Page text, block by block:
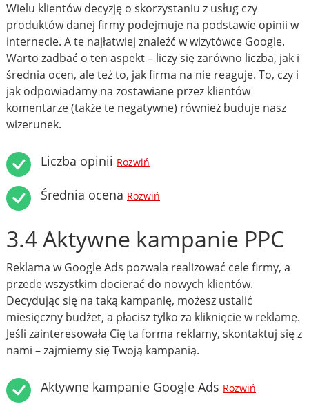
Wielu klientów decyzję o skorzystaniu z usług czy
produktów danej firmy podejmuje na podstawie opinii w
internecie. A te najłatwiej znaleźć w wizytówce Google.
Warto zadbać o ten aspekt – liczy się zarówno liczba, jak i
średnia ocen, ale też to, jak firma na nie reaguje. To, czy i
jak odpowiadamy na zostawiane przez klientów
komentarze (także te negatywne) również buduje nasz
wizerunek.
Liczba opinii Rozwiń
Średnia ocena Rozwiń
3.4 Aktywne kampanie PPC
Reklama w Google Ads pozwala realizować cele firmy, a
przede wszystkim docierać do nowych klientów.
Decydując się na taką kampanię, możesz ustalić
miesięczny budżet, a płacisz tylko za kliknięcie w reklamę.
Jeśli zainteresowała Cię ta forma reklamy, skontaktuj się z
nami – zajmiemy się Twoją kampanią.
Aktywne kampanie Google Ads Rozwiń